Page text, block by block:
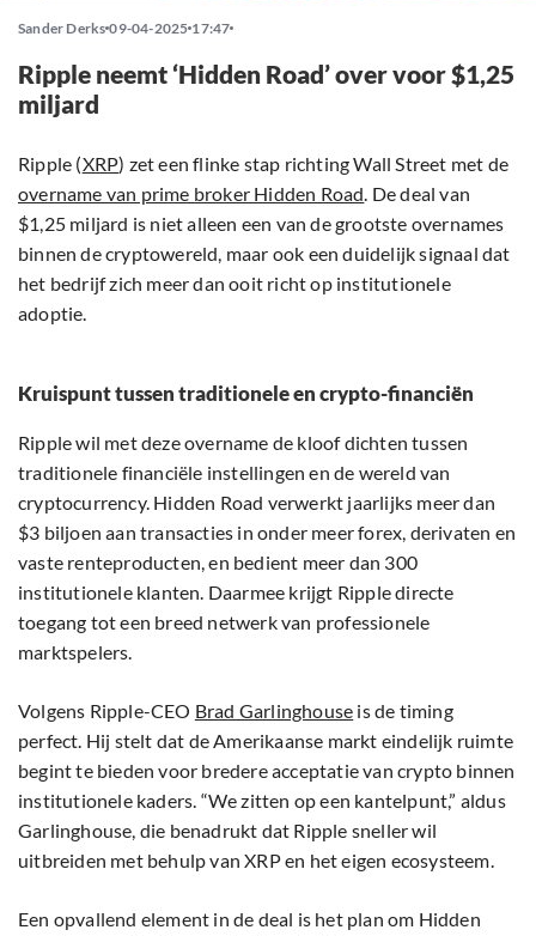
Sander Derks 09-04-2025 17:47
Ripple neemt ‘Hidden Road’ over voor $1,25
miljard
Ripple (XRP) zet een flinke stap richting Wall Street met de
overname van prime broker Hidden Road. De deal van
$1,25 miljard is niet alleen een van de grootste overnames
binnen de cryptowereld, maar ook een duidelijk signaal dat
het bedrijf zich meer dan ooit richt op institutionele
adoptie.
Kruispunt tussen traditionele en crypto-financiën
Ripple wil met deze overname de kloof dichten tussen
traditionele financiële instellingen en de wereld van
cryptocurrency. Hidden Road verwerkt jaarlijks meer dan
$3 biljoen aan transacties in onder meer forex, derivaten en
vaste renteproducten, en bedient meer dan 300
institutionele klanten. Daarmee krijgt Ripple directe
toegang tot een breed netwerk van professionele
marktspelers.
Volgens Ripple-CEO Brad Garlinghouse is de timing
perfect. Hij stelt dat de Amerikaanse markt eindelijk ruimte
begint te bieden voor bredere acceptatie van crypto binnen
institutionele kaders. “We zitten op een kantelpunt,” aldus
Garlinghouse, die benadrukt dat Ripple sneller wil
uitbreiden met behulp van XRP en het eigen ecosysteem.
Een opvallend element in de deal is het plan om Hidden